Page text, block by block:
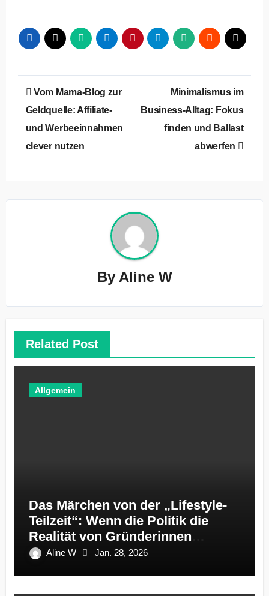
Beitragsnavigation
Vom Mama-Blog zur
Geldquelle: Affiliate-
und Werbeeinnahmen
clever nutzen
Minimalismus im
Business-Alltag: Fokus
finden und Ballast
abwerfen
By Aline W
Related Post
Allgemein
Das Märchen von der „Lifestyle-
Teilzeit“: Wenn die Politik die
Realität von Gründerinnen
ignoriert
Aline W Jan. 28, 2026